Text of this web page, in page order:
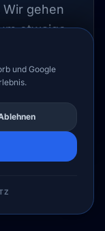
gehen
etwaige
und Google